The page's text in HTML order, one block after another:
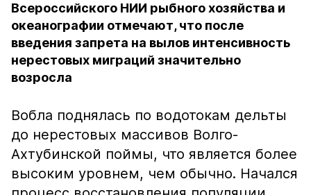
Всероссийского НИИ рыбного хозяйства и
океанографии отмечают, что после
введения запрета на вылов интенсивность
нерестовых миграций значительно
возросла
Вобла поднялась по водотокам дельты
до нерестовых массивов Волго-
Ахтубинской поймы, что является более
высоким уровнем, чем обычно. Начался